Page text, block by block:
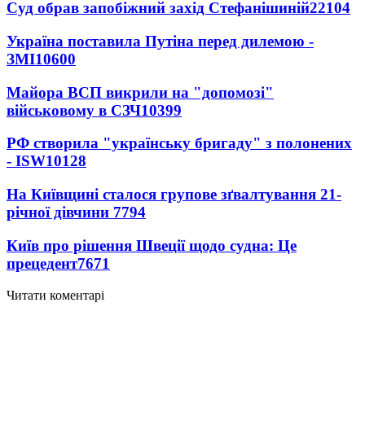
Суд обрав запобіжний захід Стефанішиній22104
Україна поставила Путіна перед дилемою -
ЗМІ10600
Майора ВСП викрили на "допомозі"
військовому в СЗЧ10399
РФ створила "українську бригаду" з полонених
- ISW10128
На Київщині сталося групове зґвалтування 21-
річної дівчини 7794
Київ про рішення Швеції щодо судна: Це
прецедент7671
Читати коментарі